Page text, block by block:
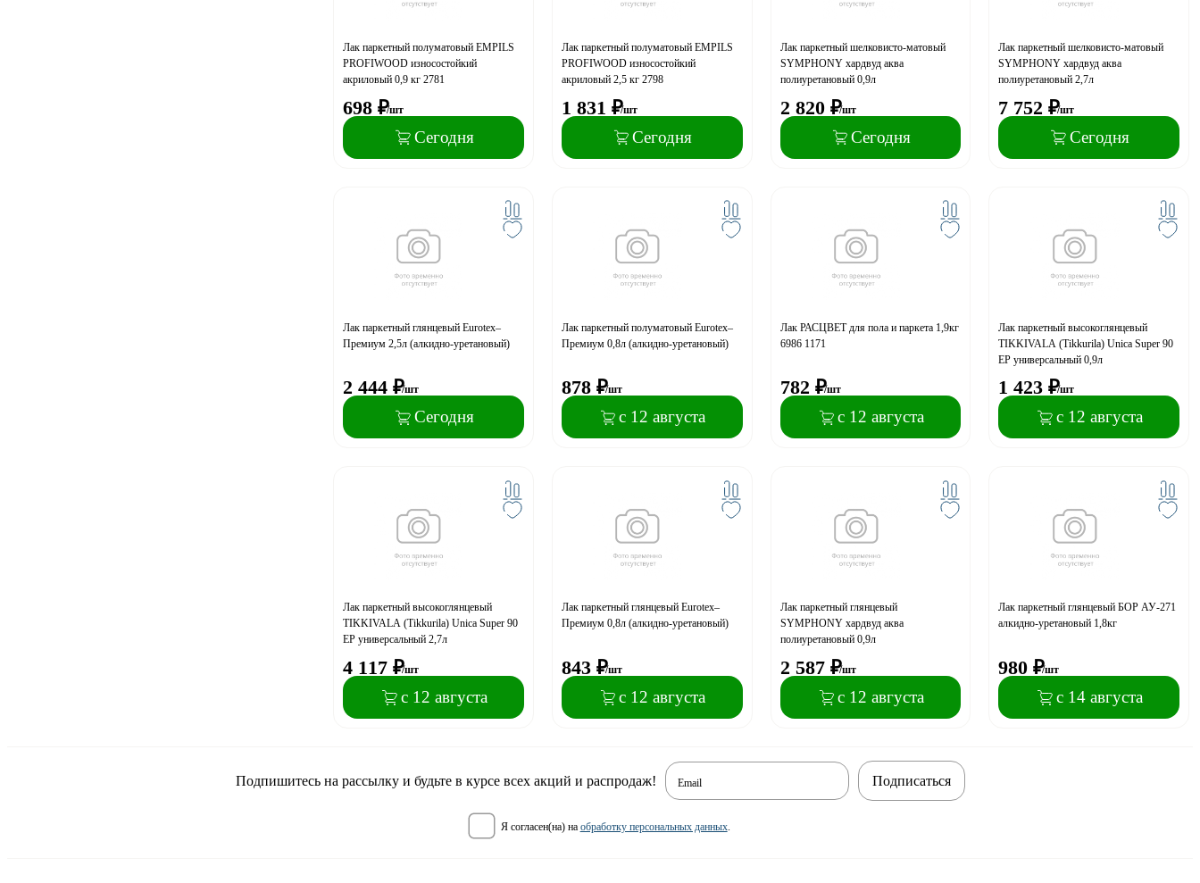
Лак паркетный полуматовый EMPILS
PROFIWOOD износостойкий
акриловый 0,9 кг 2781
698 ₽/шт
Сегодня
Лак паркетный полуматовый EMPILS
PROFIWOOD износостойкий
акриловый 2,5 кг 2798
1 831 ₽/шт
Сегодня
Лак паркетный шелковисто-матовый
SYMPHONY хардвуд аква
полиуретановый 0,9л
2 820 ₽/шт
Сегодня
Лак паркетный шелковисто-матовый
SYMPHONY хардвуд аква
полиуретановый 2,7л
7 752 ₽/шт
Сегодня
Лак паркетный глянцевый Eurotex–
Премиум 2,5л (алкидно-уретановый)
2 444 ₽/шт
Сегодня
Лак паркетный полуматовый Eurotex–
Премиум 0,8л (алкидно-уретановый)
878 ₽/шт
с 12 августа
Лак РАСЦВЕТ для пола и паркета 1,9кг
6986 1171
782 ₽/шт
с 12 августа
Лак паркетный высокоглянцевый
TIKKIVALA (Tikkurila) Unica Super 90
EP универсальный 0,9л
1 423 ₽/шт
с 12 августа
Лак паркетный высокоглянцевый
TIKKIVALA (Tikkurila) Unica Super 90
EP универсальный 2,7л
4 117 ₽/шт
с 12 августа
Лак паркетный глянцевый Eurotex–
Премиум 0,8л (алкидно-уретановый)
843 ₽/шт
с 12 августа
Лак паркетный глянцевый
SYMPHONY хардвуд аква
полиуретановый 0,9л
2 587 ₽/шт
с 12 августа
Лак паркетный глянцевый БОР АУ-271
алкидно-уретановый 1,8кг
980 ₽/шт
с 14 августа
Подпишитесь на рассылку и будьте в курсе всех акций и распродаж! Email
я согласен(на) на обработку персональных данных.
Подписаться